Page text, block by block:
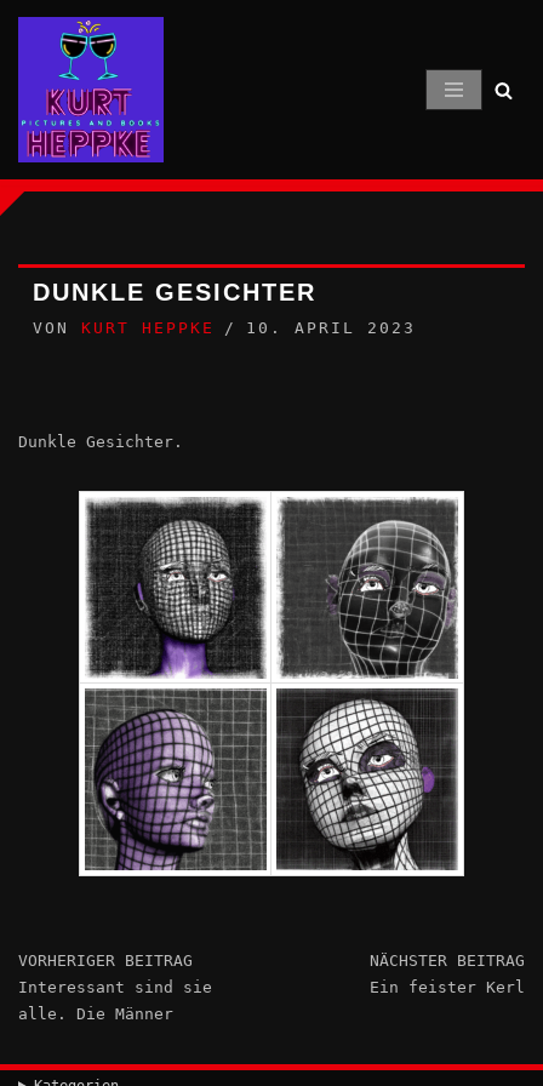
Inhalt
springen
DUNKLE GESICHTER
VON KURT HEPPKE 10. APRIL 2023
Dunkle Gesichter.
VORHERIGER BEITRAG
Interessant sind sie
alle. Die Männer
NÄCHSTER BEITRAG
Ein feister Kerl